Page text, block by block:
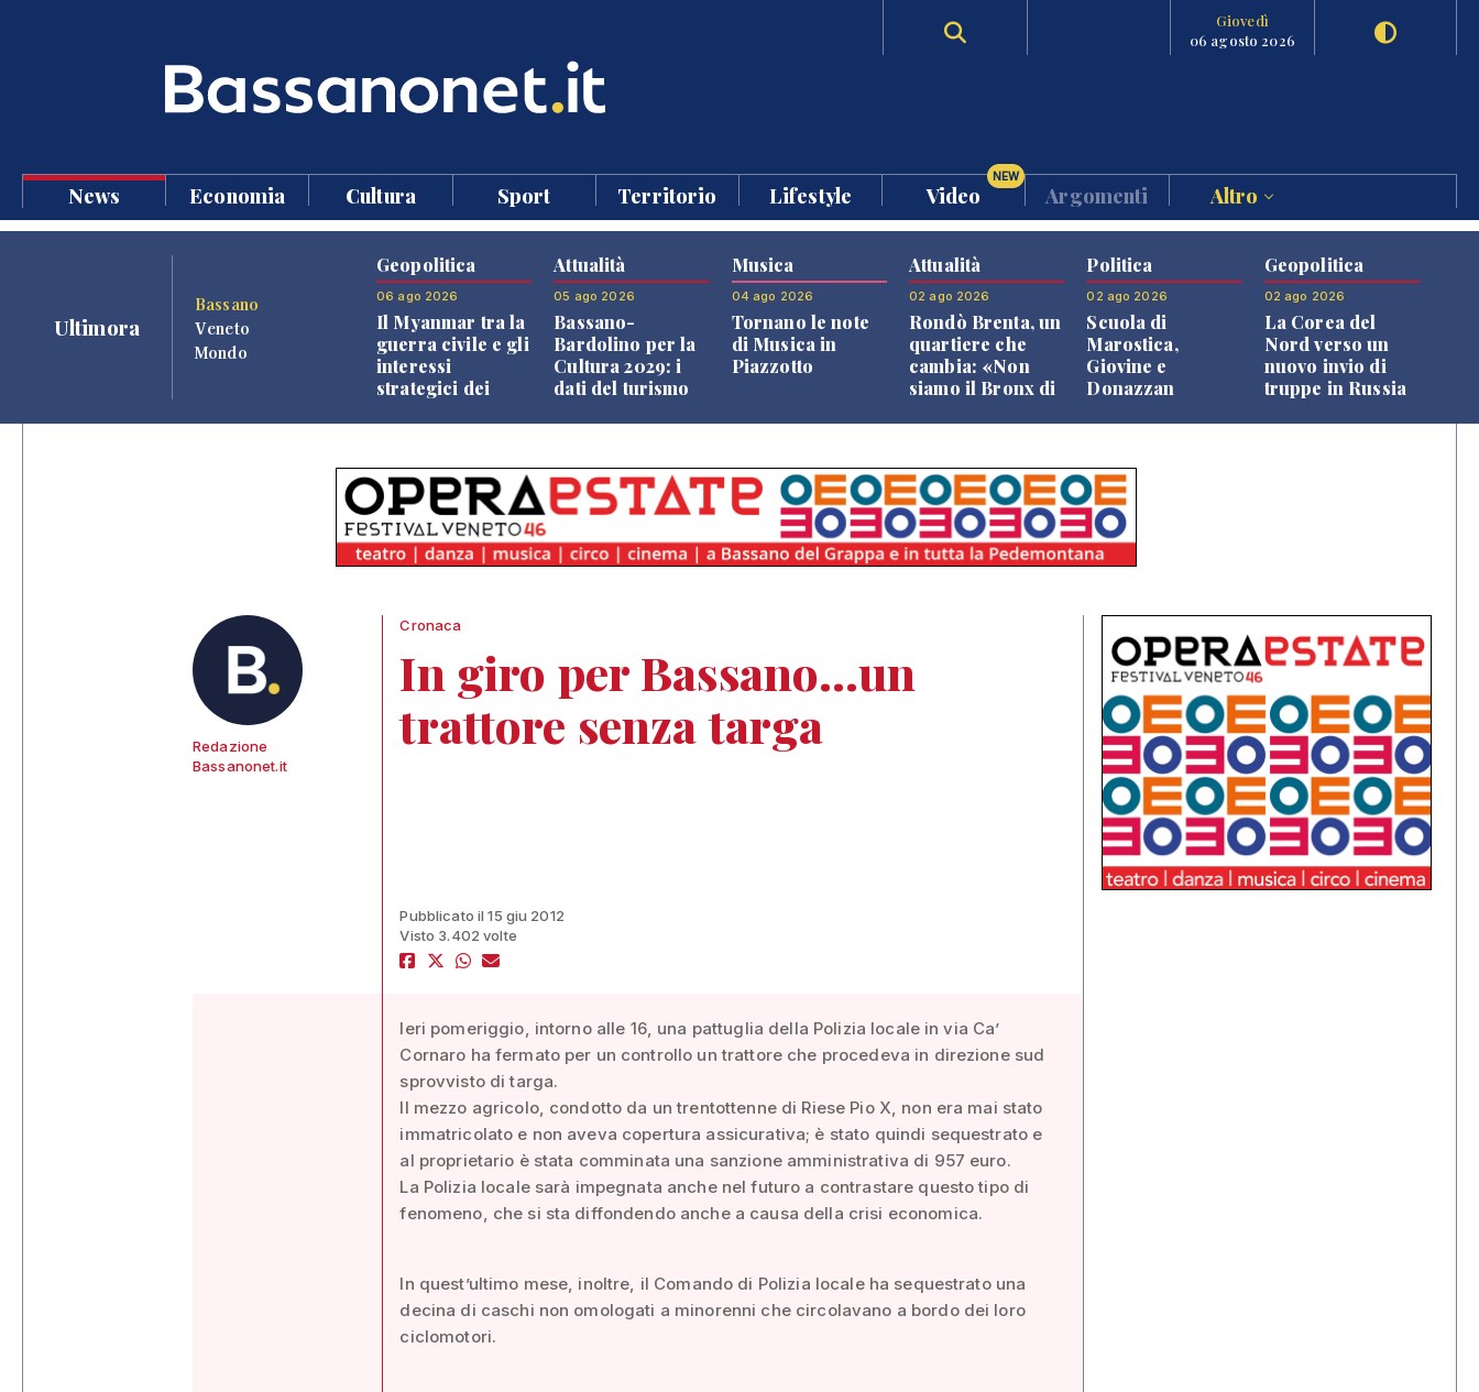
Giovedì
06 agosto 2026
News Economia Cultura Sport Territorio Lifestyle Video
NEW
Argomenti Altro
Ultimora
Bassano
Veneto
Mondo
Geopolitica
06 ago 2026
Il Myanmar tra la
guerra civile e gli
interessi
strategici dei
Attualità
05 ago 2026
Bassano-
Bardolino per la
Cultura 2029: i
dati del turismo
Musica
04 ago 2026
Tornano le note
di Musica in
Piazzotto
Attualità
02 ago 2026
Rondò Brenta, un
quartiere che
cambia: «Non
siamo il Bronx di
Politica
02 ago 2026
Scuola di
Marostica,
Giovine e
Donazzan
Geopolitica
02 ago 2026
La Corea del
Nord verso un
nuovo invio di
truppe in Russia
Redazione
Bassanonet.it
Cronaca
In giro per Bassano…un
trattore senza targa
Pubblicato il 15 giu 2012
Visto 3.402 volte
Ieri pomeriggio, intorno alle 16, una pattuglia della Polizia locale in via Ca’
Cornaro ha fermato per un controllo un trattore che procedeva in direzione sud
sprovvisto di targa.
Il mezzo agricolo, condotto da un trentottenne di Riese Pio X, non era mai stato
immatricolato e non aveva copertura assicurativa; è stato quindi sequestrato e
al proprietario è stata comminata una sanzione amministrativa di 957 euro.
La Polizia locale sarà impegnata anche nel futuro a contrastare questo tipo di
fenomeno, che si sta diffondendo anche a causa della crisi economica.
In quest’ultimo mese, inoltre, il Comando di Polizia locale ha sequestrato una
decina di caschi non omologati a minorenni che circolavano a bordo dei loro
ciclomotori.